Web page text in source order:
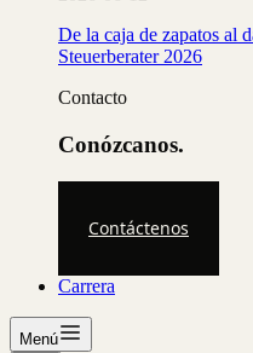
De la caja de zapatos al
Steuerberater 2026
Contacto
Conózcanos.
Contáctenos
Carrera
Menú